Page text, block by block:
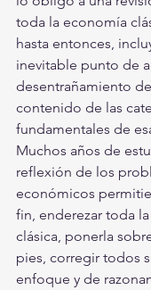
toda la economía
hasta entonces,
inevitable punto de
desentrañamiento
contenido de las
fundamentales de
Muchos años de
reflexión de los
económicos
fin, enderezar toda
clásica, ponerla
pies, corregir todos
enfoque y de